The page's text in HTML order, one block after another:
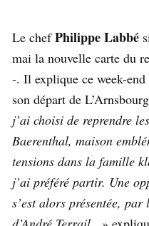
Le chefPhilippe Labbé
mai la nouvelle carte du
-. Il explique ce week-end
son départ de
j’ai choisi de reprendre
Baerenthal, maison
tensions dans la famille
j’ai préféré partir. Une
s’est alors présentée,